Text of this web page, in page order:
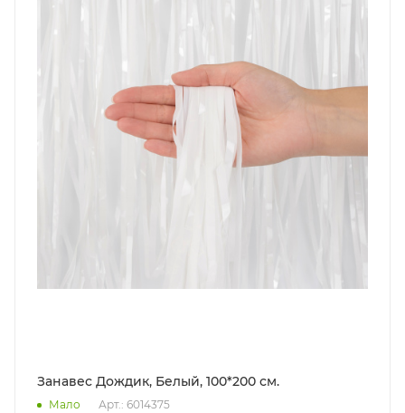
Занавес Дождик, Белый, 100*200 см.
Мало Арт.: 6014375